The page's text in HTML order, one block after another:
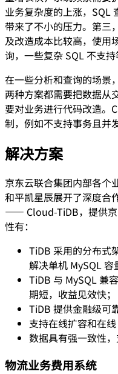
业务复杂度的上涨，SQL
带来了不小的压力。第三
及改造成本比较高，使用
询，一些复杂 SQL 不支
在一些分析和查询的场景
两种方案都需要把数据从
要对业务进行代码改造。
制，例如不支持事务且并
解决方案
京东云联合集团内部各个
和平凯星辰展开了深度合
—— Cloud-TiDB，提供京
性有：
TiDB 采用的分布式
解决单机 MySQL 容
TiDB 与 MySQL 兼
期短，收益见效快；
TiDB 提供金融级可
支持在线扩容和在线
数据具有强一致性
物流业务费用系统